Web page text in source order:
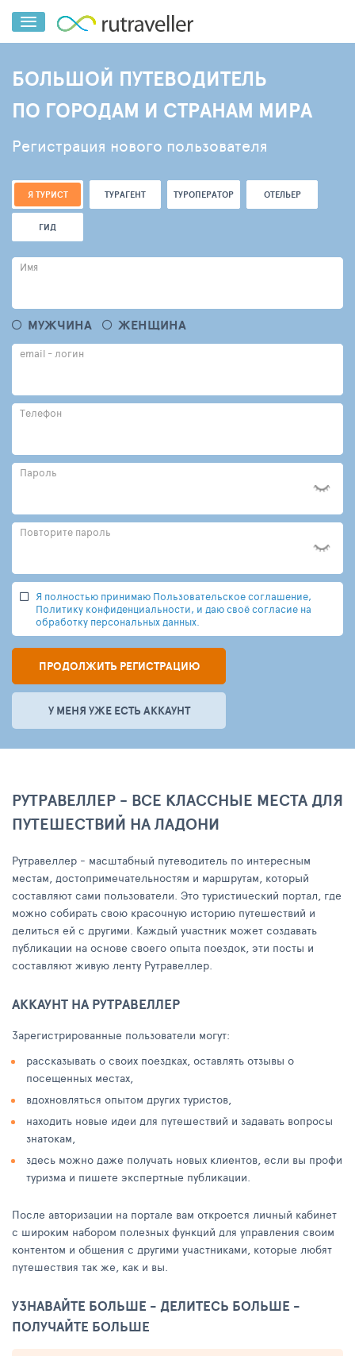
БОЛЬШОЙ ПУТЕВОДИТЕЛЬ
ПО ГОРОДАМ И СТРАНАМ МИРА
Регистрация нового пользователя
Я ТУРИСТ ТУРАГЕНТ ТУРОПЕРАТОР ОТЕЛЬЕР
ГИД
Имя
МУЖЧИНА ЖЕНЩИНА
email - логин
Телефон
Пароль
Повторите пароль
Я полностью принимаю Пользовательское соглашение,
Политику конфиденциальности, и даю своё согласие на
обработку персональных данных.
ПРОДОЛЖИТЬ РЕГИСТРАЦИЮ
У МЕНЯ УЖЕ ЕСТЬ АККАУНТ
РУТРАВЕЛЛЕР - ВСЕ КЛАССНЫЕ МЕСТА ДЛЯ
ПУТЕШЕСТВИЙ НА ЛАДОНИ
Рутравеллер - масштабный путеводитель по интересным
местам, достопримечательностям и маршрутам, который
составляют сами пользователи. Это туристический портал, где
можно собирать свою красочную историю путешествий и
делиться ей с другими. Каждый участник может создавать
публикации на основе своего опыта поездок, эти посты и
составляют живую ленту Рутравеллер.
АККАУНТ НА РУТРАВЕЛЛЕР
Зарегистрированные пользователи могут:
рассказывать о своих поездках, оставлять отзывы о
посещенных местах,
вдохновляться опытом других туристов,
находить новые идеи для путешествий и задавать вопросы
знатокам,
здесь можно даже получать новых клиентов, если вы профи
туризма и пишете экспертные публикации.
После авторизации на портале вам откроется личный кабинет
с широким набором полезных функций для управления своим
контентом и общения с другими участниками, которые любят
путешествия так же, как и вы.
УЗНАВАЙТЕ БОЛЬШЕ - ДЕЛИТЕСЬ БОЛЬШЕ -
ПОЛУЧАЙТЕ БОЛЬШЕ